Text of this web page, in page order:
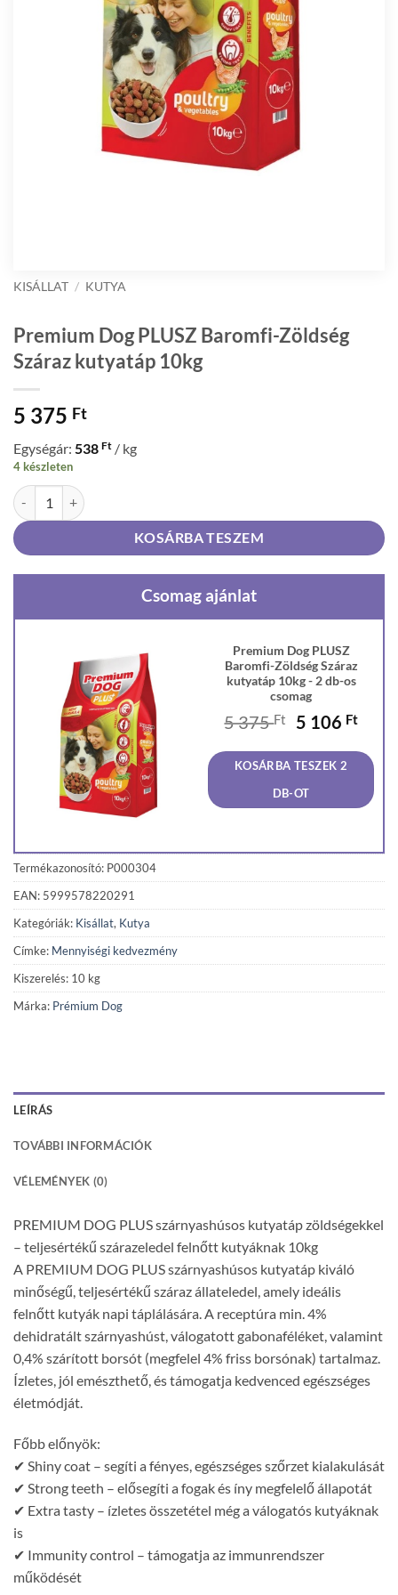
KISÁLLAT / KUTYA
Premium Dog PLUSZ Baromfi-Zöldség
Száraz kutyatáp 10kg
5 375 Ft
Egységár: 538 Ft / kg
4 készleten
Premium Dog PLUSZ Baromfi-Zöldség Száraz kutyatáp 10kg
KOSÁRBA TESZEM
Csomag ajánlat
Premium Dog PLUSZ
Baromfi-Zöldség Száraz
kutyatáp 10kg - 2 db-os
csomag
5 375Ft
Original
was:
5
375 Ft.
5 106 Ft
is:
106
KOSÁRBA TESZEK 2
DB-OT
Termékazonosító: P000304
EAN: 5999578220291
Kategóriák: Kisállat, Kutya
Címke: Mennyiségi kedvezmény
Kiszerelés: 10 kg
Márka: Prémium Dog
LEÍRÁS
TOVÁBBI INFORMÁCIÓK
VÉLEMÉNYEK (0)
PREMIUM DOG PLUS szárnyashúsos kutyatáp zöldségekkel
– teljesértékű szárazeledel felnőtt kutyáknak 10kg
A PREMIUM DOG PLUS szárnyashúsos kutyatáp kiváló
minőségű, teljesértékű száraz állateledel, amely ideális
felnőtt kutyák napi táplálására. A receptúra min. 4%
dehidratált szárnyashúst, válogatott gabonaféléket, valamint
0,4% szárított borsót (megfelel 4% friss borsónak) tartalmaz.
Ízletes, jól emészthető, és támogatja kedvenced egészséges
életmódját.
Főbb előnyök:
✔ Shiny coat – segíti a fényes, egészséges szőrzet kialakulását
✔ Strong teeth – elősegíti a fogak és íny megfelelő állapotát
✔ Extra tasty – ízletes összetétel még a válogatós kutyáknak
is
✔ Immunity control – támogatja az immunrendszer
működését